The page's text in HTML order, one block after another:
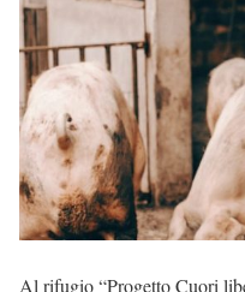
Al rifugio “Progetto Cuori